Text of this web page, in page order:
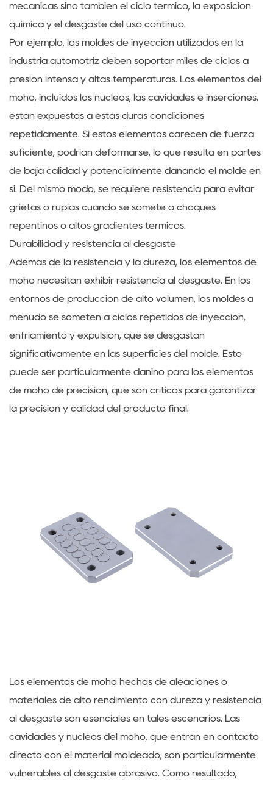
mecánicas sino también el ciclo térmico, la exposición
química y el desgaste del uso continuo.
Por ejemplo, los moldes de inyección utilizados en la
industria automotriz deben soportar miles de ciclos a
presión intensa y altas temperaturas. Los elementos del
moho, incluidos los núcleos, las cavidades e inserciones,
están expuestos a estas duras condiciones
repetidamente. Si estos elementos carecen de fuerza
suficiente, podrían deformarse, lo que resulta en partes
de baja calidad y potencialmente dañando el molde en
sí. Del mismo modo, se requiere resistencia para evitar
grietas o rupias cuando se somete a choques
repentinos o altos gradientes térmicos.
Durabilidad y resistencia al desgaste
Además de la resistencia y la dureza, los elementos de
moho necesitan exhibir resistencia al desgaste. En los
entornos de producción de alto volumen, los moldes a
menudo se someten a ciclos repetidos de inyección,
enfriamiento y expulsión, que se desgastan
significativamente en las superficies del molde. Esto
puede ser particularmente dañino para los elementos
de moho de precisión, que son críticos para garantizar
la precisión y calidad del producto final.
Los elementos de moho hechos de aleaciones o
materiales de alto rendimiento con dureza y resistencia
al desgaste son esenciales en tales escenarios. Las
cavidades y núcleos del moho, que entran en contacto
directo con el material moldeado, son particularmente
vulnerables al desgaste abrasivo. Como resultado,